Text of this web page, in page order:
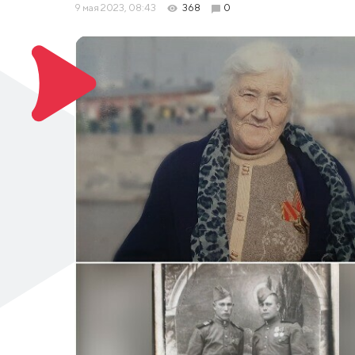
9 мая 2023, 08:43 368 0